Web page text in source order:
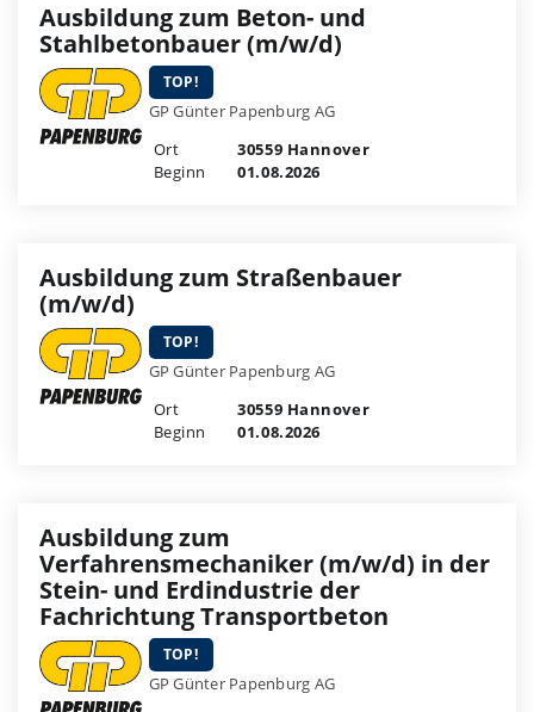
Ausbildung zum Beton- und
Stahlbetonbauer (m/w/d)
TOP!
GP Günter Papenburg AG
Ort
30559 Hannover
Beginn
01.08.2026
Ausbildung zum Straßenbauer
(m/w/d)
TOP!
GP Günter Papenburg AG
Ort
30559 Hannover
Beginn
01.08.2026
Ausbildung zum
Verfahrensmechaniker (m/w/d) in der
Stein- und Erdindustrie der
Fachrichtung Transportbeton
TOP!
GP Günter Papenburg AG